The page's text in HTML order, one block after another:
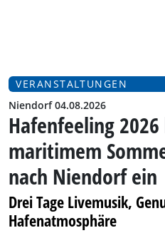
VERANSTALTUNGEN
Niendorf 04.08.2026
Hafenfeeling
maritimem
nach Niendorf ein
Drei Tage Livemusik,
Hafenatmosphäre